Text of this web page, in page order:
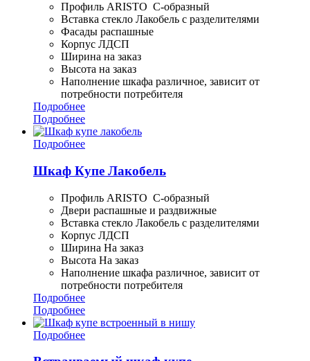
Профиль ARISTO С-образный
Вставка стекло Лакобель с разделителями
Фасады распашные
Корпус ЛДСП
Ширина на заказ
Высота на заказ
Наполнение шкафа различное, зависит от
потребности потребителя
Подробнее
Подробнее
Подробнее
Шкаф Купе Лакобель
Профиль ARISTO С-образный
Двери распашные и раздвижные
Вставка стекло Лакобель с разделителями
Корпус ЛДСП
Ширина На заказ
Высота На заказ
Наполнение шкафа различное, зависит от
потребности потребителя
Подробнее
Подробнее
Подробнее